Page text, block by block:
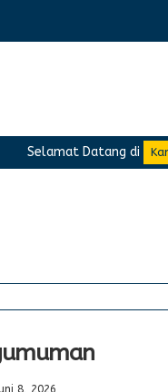
Selamat Datang di
8, 2026